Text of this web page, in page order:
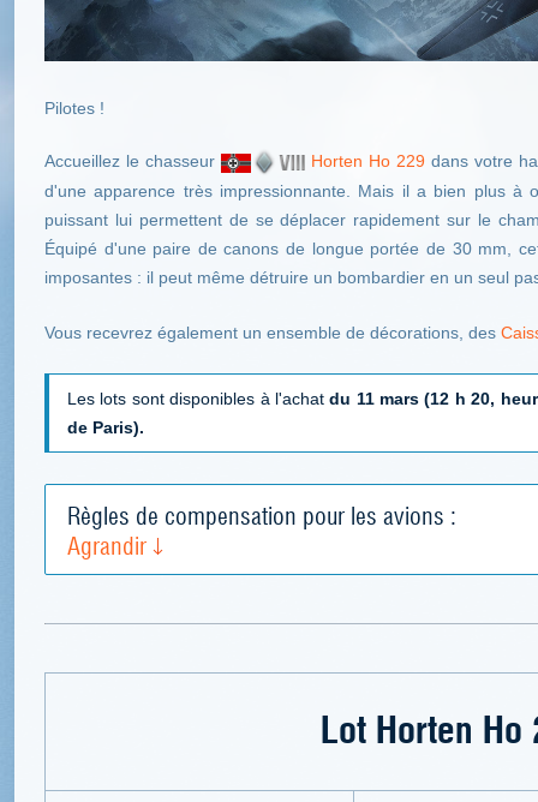
Pilotes !
Accueillez le chasseur Horten Ho 229 dans votre
d'une apparence très impressionnante. Mais il a bien plus à
puissant lui permettent de se déplacer rapidement sur le
Équipé d'une paire de canons de longue portée de 30 mm,
imposantes : il peut même détruire un bombardier en un seul
Vous recevrez également un ensemble de décorations, des
Les lots sont disponibles à l'achatdu 11 mars (12 h 20,
de Paris).
Règles de compensation pour les avions :
Agrandir
Lot Horten Ho